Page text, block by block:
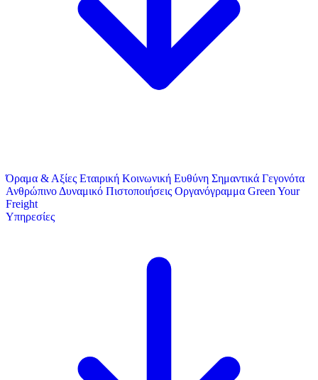
Όραμα & Αξίες Εταιρική Κοινωνική Ευθύνη Σημαντικά Γεγονότα
Ανθρώπινο Δυναμικό Πιστοποιήσεις Οργανόγραμμα Green Your
Freight
Υπηρεσίες